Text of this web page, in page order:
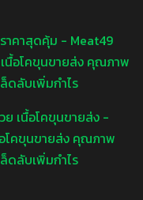
าคาสุดคุ้ม - Meat49
เนื้อโคขุนขายส่ง คุณภาพ
ดลับเพิ่มกำไร
เนื้อโคขุนขายส่ง -
โคขุนขายส่ง คุณภาพ
ดลับเพิ่มกำไร